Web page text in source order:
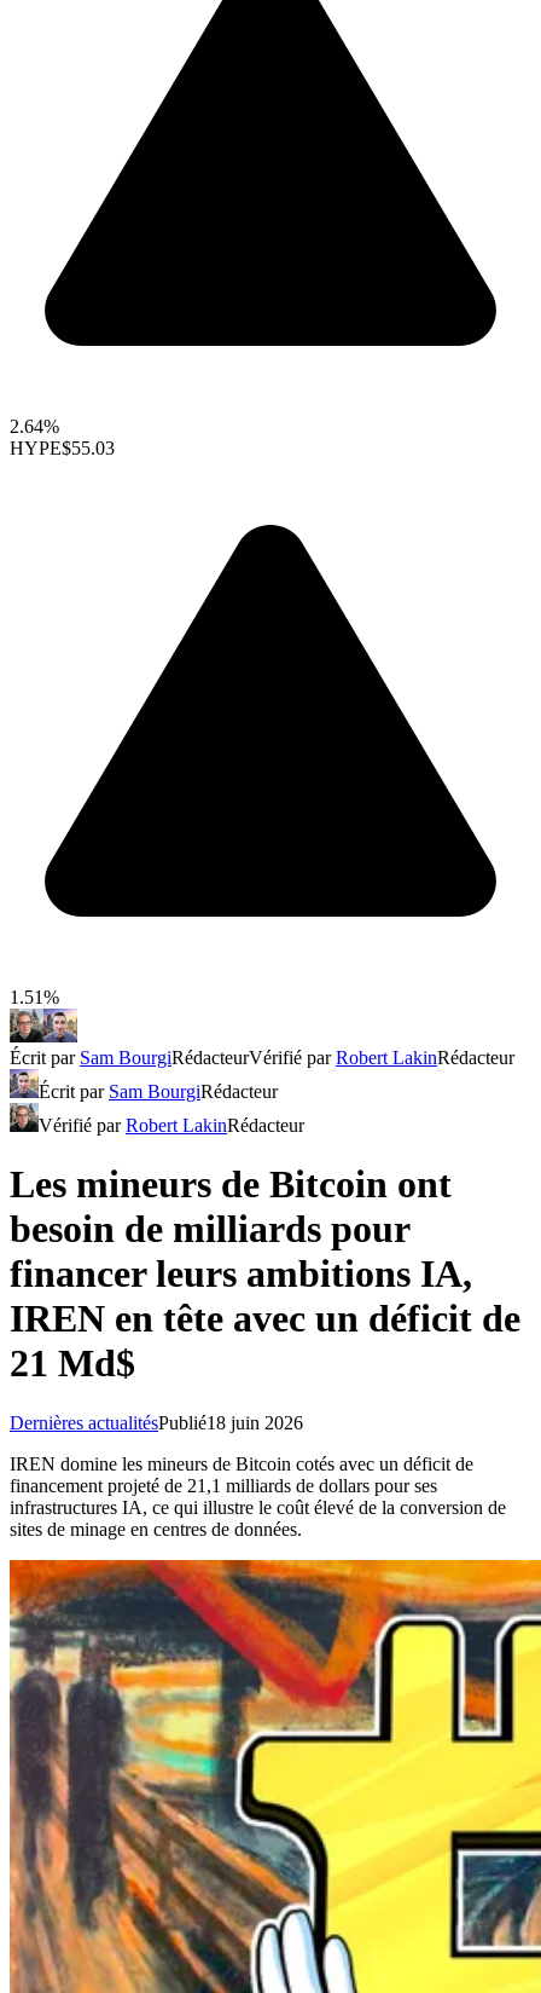
2.64%
HYPE$55.03
1.51%
Écrit par Sam BourgiRédacteurVérifié parRobert LakinRédacteur
Écrit par Sam BourgiRédacteur
Vérifié parRobert LakinRédacteur
Les mineurs de Bitcoin ont
besoin de milliards pour
financer leurs ambitions IA,
IREN en tête avec un déficit de
21 Md$
Dernières actualitésPublié18 juin 2026
IREN domine les mineurs de Bitcoin cotés avec un déficit de
financement projeté de 21,1 milliards de dollars pour ses
infrastructures IA, ce qui illustre le coût élevé de la conversion de
sites de minage en centres de données.